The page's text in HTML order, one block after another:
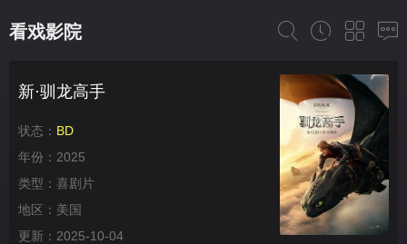
看戏影院
新·驯龙高手
状态： BD
年份： 2025
类型： 喜剧片
地区： 美国
更新： 2025-10-04